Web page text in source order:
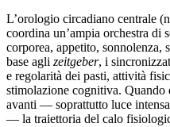
L’orologio circadiano centrale
coordina un’ampia orchestra di
corporea, appetito,
base agli zeitgeber, i
e regolarità dei pasti, attività
stimolazione cognitiva. Quando
avanti — soprattutto luce
— la traiettoria del calo